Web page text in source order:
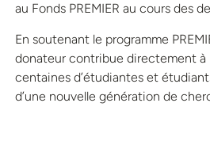
au Fonds PREMIER au cours des
En soutenant le programme
donateur contribue directement à
centaines d’étudiantes et
d’une nouvelle génération de